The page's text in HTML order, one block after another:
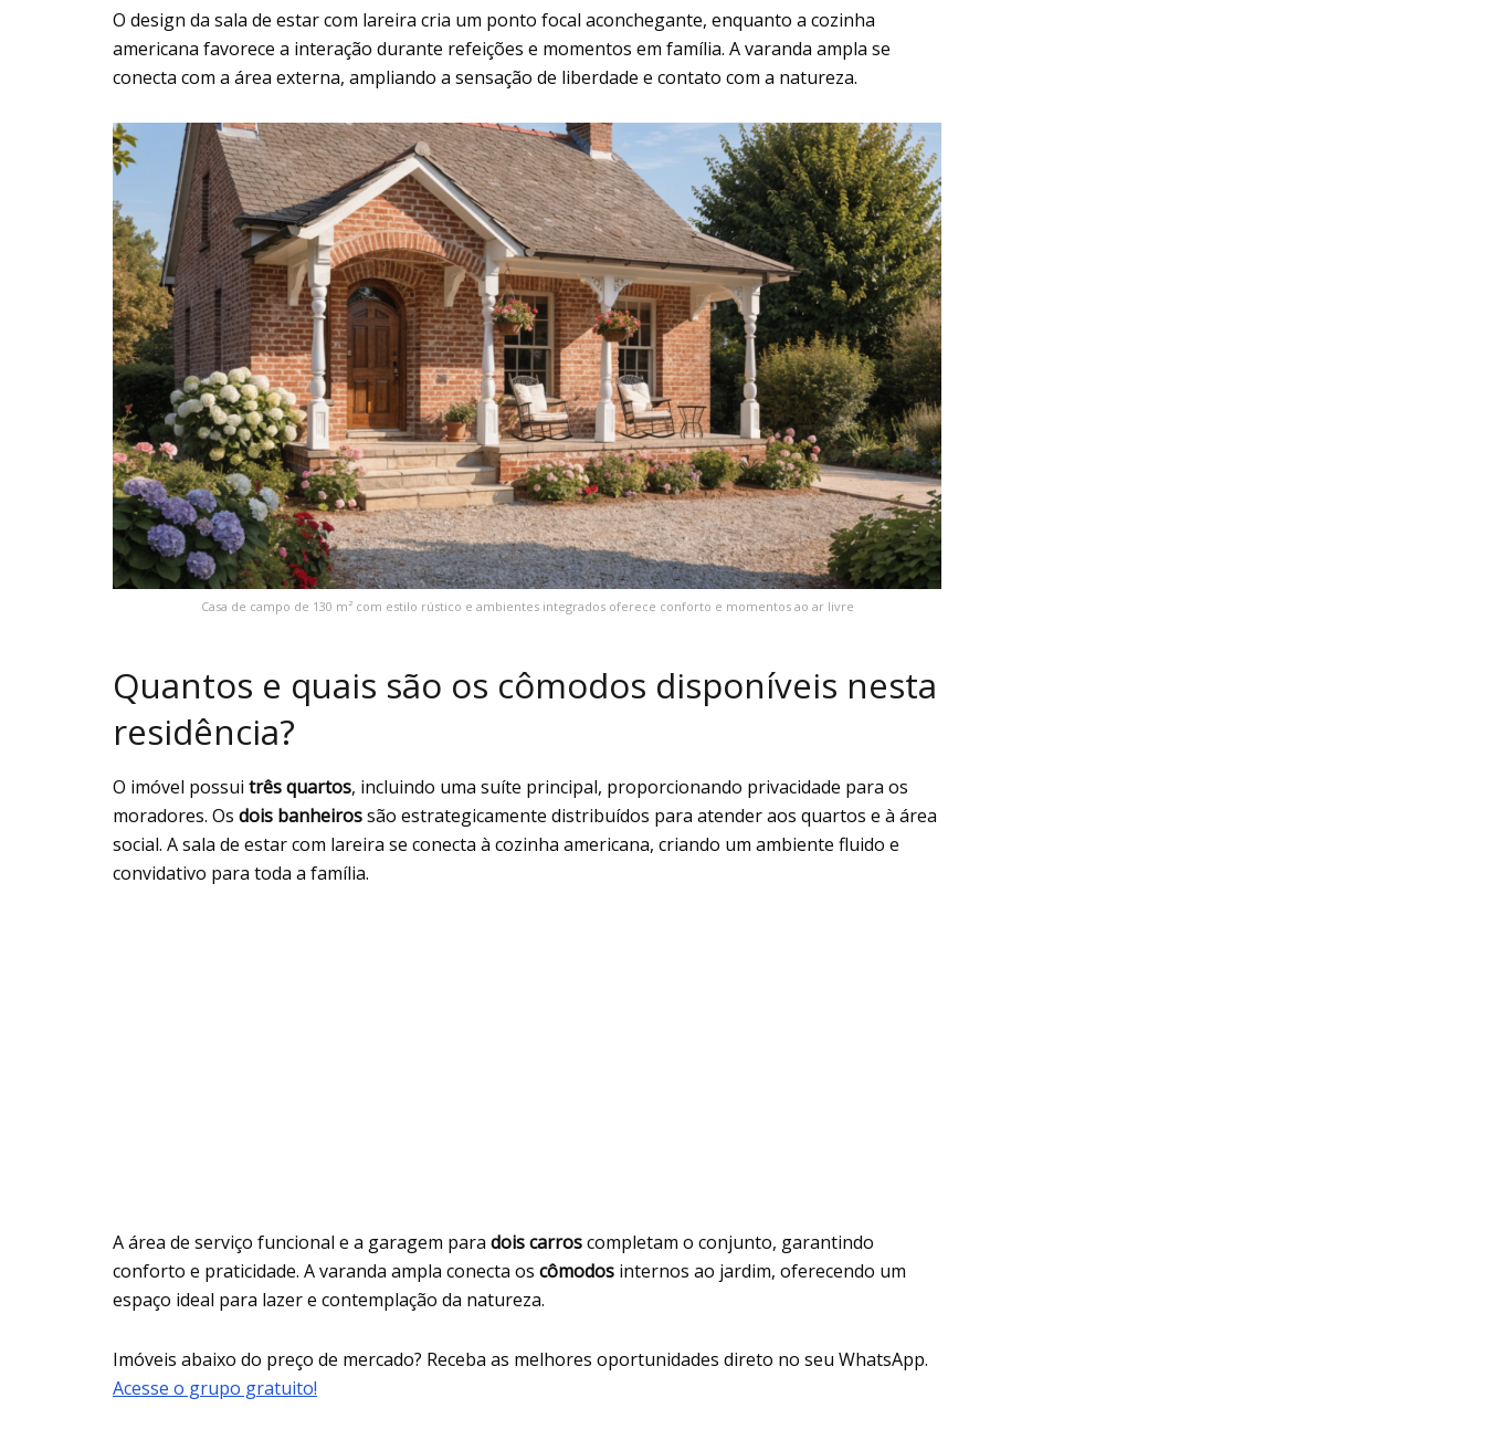
O design da sala de estar com lareira cria um ponto focal aconchegante, enquanto a cozinha
americana favorece a interação durante refeições e momentos em família. A varanda ampla se
conecta com a área externa, ampliando a sensação de liberdade e contato com a natureza.
Casa de campo de 130 m² com estilo rústico e ambientes integrados oferece conforto e momentos ao ar livre
Quantos e quais são os cômodos disponíveis nesta
residência?
O imóvel possui três quartos, incluindo uma suíte principal, proporcionando privacidade para os
moradores. Os dois banheirossão estrategicamente distribuídos para atender aos quartos e à área
social. A sala de estar com lareira se conecta à cozinha americana, criando um ambiente fluido e
convidativo para toda a família.
A área de serviço funcional e a garagem para dois carroscompletam o conjunto, garantindo
conforto e praticidade. A varanda ampla conecta os cômodos internos ao jardim, oferecendo um
espaço ideal para lazer e contemplação da natureza.
Imóveis abaixo do preço de mercado? Receba as melhores oportunidades direto no seu WhatsApp.
Acesse o grupo gratuito!